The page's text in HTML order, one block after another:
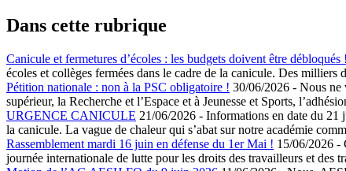
Dans cette rubrique
Canicule et fermetures d’écoles : les budgets doivent être débloqués !
écoles et collèges fermées dans le cadre de la canicule. Des
Pétition nationale : non à la PSC obligatoire ! 30/06/2026 - Nous ne
supérieur, la Recherche et l’Espace et à Jeunesse et Sports,
URGENCE CANICULE 21/06/2026 - Informations en date du 21
la canicule. La vague de chaleur qui s’abat sur notre académie
Rassemblement mardi 16 juin en défense du 1er Mai ! 15/06/2026 -
journée internationale de lutte pour les droits des travailleurs et